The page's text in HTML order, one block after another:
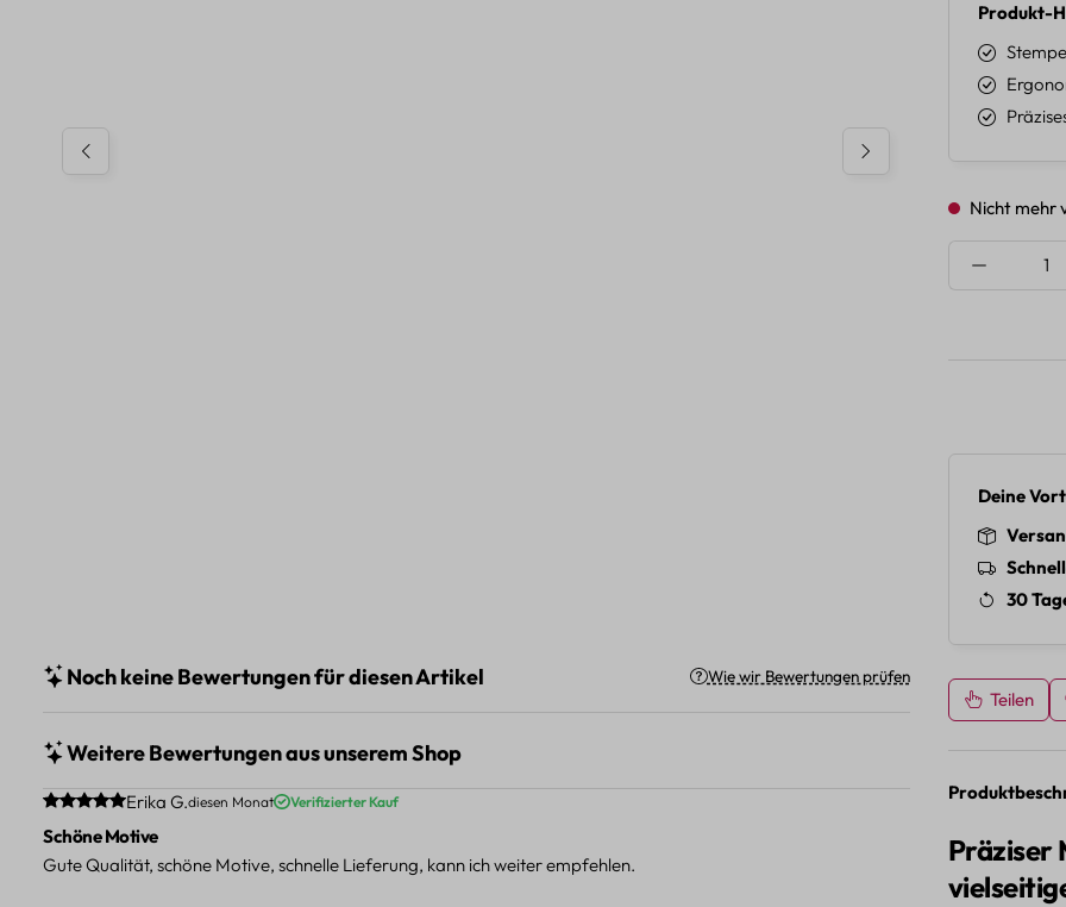
Produkt-
Nicht mehr
Deine
30
Teilen
Präziser
Noch keine Bewertungen für diesen Artikel Wie wir Bewertungen prüfen
Weitere Bewertungen aus unserem Shop
Durchschnittliche Bewertung von 5 von 5 Sternen
Erika G.diesen Monat Verifizierter Kauf
Schöne Motive
Gute Qualität, schöne Motive, schnelle Lieferung, kann ich weiter empfehlen.